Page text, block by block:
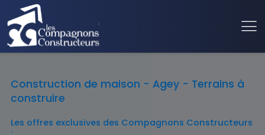
Construction de maison - Agey - Terrains à
construire
Les offres exclusives des Compagnons Constructeurs